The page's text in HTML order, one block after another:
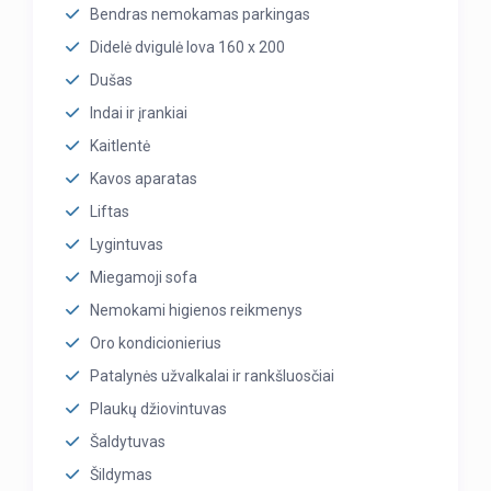
Bendras nemokamas parkingas
Didelė dvigulė lova 160 x 200
Dušas
Indai ir įrankiai
Kaitlentė
Kavos aparatas
Liftas
Lygintuvas
Miegamoji sofa
Nemokami higienos reikmenys
Oro kondicionierius
Patalynės užvalkalai ir rankšluosčiai
Plaukų džiovintuvas
Šaldytuvas
Šildymas